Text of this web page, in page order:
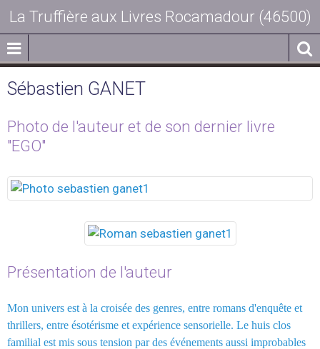
La Truffière aux Livres Rocamadour (46500)
Sébastien GANET
Photo de l'auteur et de son dernier livre
"EGO"
Présentation de l'auteur
Mon univers est à la croisée des genres, entre romans d'enquête et
thrillers, entre ésotérisme et expérience sensorielle. Le huis clos
familial est mis sous tension par des événements aussi improbables